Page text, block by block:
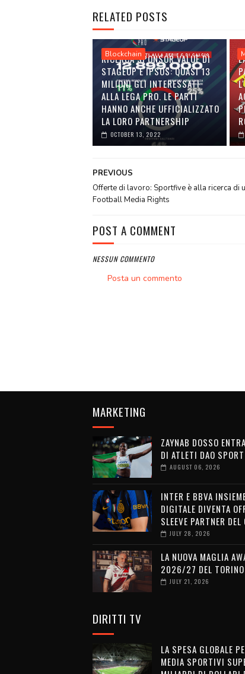
RELATED POSTS
Blockchain
RICERCA SPONSOR VALUE DI
STAGEUP E IPSOS: QUASI 13
MILIONI GLI INTERESSATI
ALLA LEGA PRO. LE PARTI
HANNO ANCHE UFFICIALIZZATO
LA LORO PARTNERSHIP
OCTOBER 13, 2022
PREVIOUS
Offerte di lavoro: Sportfive è alla ricerca di
Football Media Rights
POST A COMMENT
NESSUN COMMENTO
Posta un commento
MARKETING
ZAYNAB DOSSO
DI ATLETI DAO SPORT
AUGUST 06, 2026
INTER E BBVA
DIGITALE DIVENTA
SLEEVE PARTNER DEL
JULY 28, 2026
LA NUOVA MAGLIA
2026/27 DEL TORINO
JULY 21, 2026
DIRITTI TV
LA SPESA GLOBALE
MEDIA SPORTIVI